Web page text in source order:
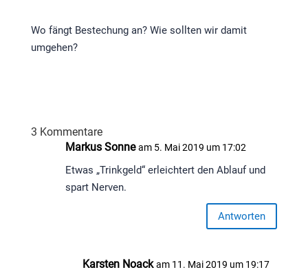
Wo fängt Bestechung an? Wie sollten wir damit
umgehen?
3 Kommentare
Markus Sonne am 5. Mai 2019 um 17:02
Etwas „Trinkgeld“ erleichtert den Ablauf und
spart Nerven.
Antworten
Karsten Noack am 11. Mai 2019 um 19:17